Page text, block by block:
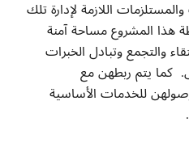
اللازمة لإدارة تلك
هذا المشروع مساحة آمنة
والتجمع وتبادل الخبرات
كما يتم ربطهن مع
للخدمات الأساسية